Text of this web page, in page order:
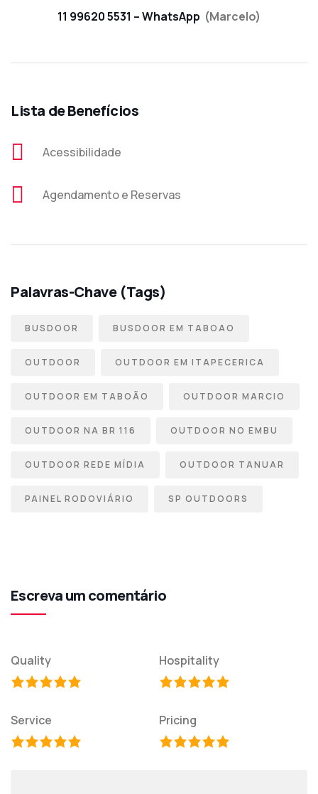
11 99620 5531 – WhatsApp (Marcelo)
Lista de Benefícios
Acessibilidade
Agendamento e Reservas
Palavras-Chave (Tags)
BUSDOOR BUSDOOR EM TABOAO
OUTDOOR OUTDOOR EM ITAPECERICA
OUTDOOR EM TABOÃO OUTDOOR MARCIO
OUTDOOR NA BR 116 OUTDOOR NO EMBU
OUTDOOR REDE MÍDIA OUTDOOR TANUAR
PAINEL RODOVIÁRIO SP OUTDOORS
Escreva um comentário
Quality Hospitality
Service Pricing